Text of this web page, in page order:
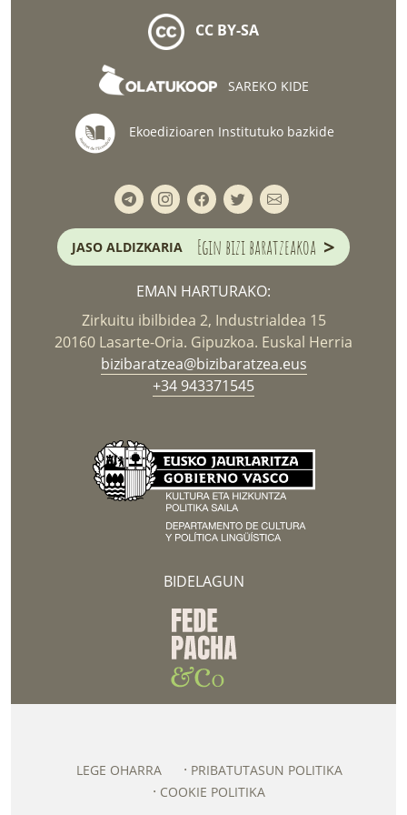
CC BY-SA
SAREKO KIDE
Ekoedizioaren Institutuko bazkide
JASO ALDIZKARIA Egin bizi baratzeakoa >
EMAN HARTURAKO:
Zirkuitu ibilbidea 2, Industrialdea 15
20160 Lasarte-Oria. Gipuzkoa. Euskal Herria
bizibaratzea@bizibaratzea.eus
+34 943371545
BIDELAGUN
LEGE OHARRA
PRIBATUTASUN POLITIKA
COOKIE POLITIKA